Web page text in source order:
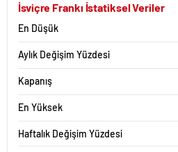
İsviçre Frankı İstatiksel Veriler
En Düşük
Aylık Değişim Yüzdesi
Kapanış
En Yüksek
Haftalık Değişim Yüzdesi